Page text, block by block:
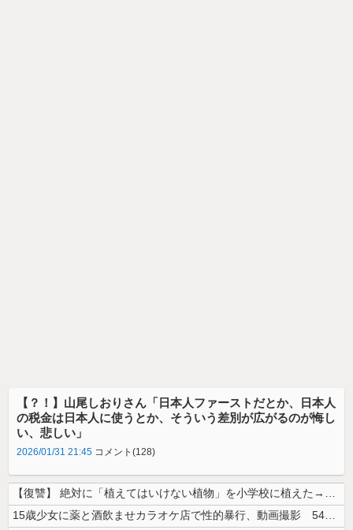
【？！】山尾しおりさん「日本人ファーストだとか、日本人
の税金は日本人に使うとか、そういう差別が広がるのが悔し
い、悲しい」
2026/01/31 21:45 コメント(128)
【復讐】 絶対に「植えてはいけない植物」を小学校に植えた→20年経って...
15歳少女に薬と酒飲ませカラオケ店で性的暴行、動画撮影 54歳無職を再...